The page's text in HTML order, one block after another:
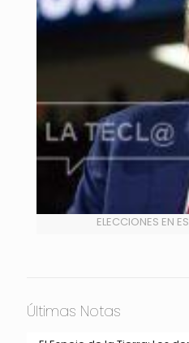
ELECCIONES EN
Últimas Notas